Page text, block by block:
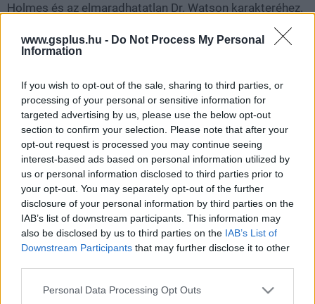
www.gsplus.hu - Do Not Process My Personal
Information
If you wish to opt-out of the sale, sharing to third parties, or
processing of your personal or sensitive information for
targeted advertising by us, please use the below opt-out
section to confirm your selection. Please note that after your
opt-out request is processed you may continue seeing
interest-based ads based on personal information utilized by
us or personal information disclosed to third parties prior to
your opt-out. You may separately opt-out of the further
disclosure of your personal information by third parties on the
IAB’s list of downstream participants. This information may
also be disclosed by us to third parties on the IAB’s List of
Downstream Participants that may further disclose it to other
Please note that this website/app uses one or more Google
Personal Data Processing Opt Outs
Holmes és az elmaradhatatlan Dr. Watson karakteréhez.